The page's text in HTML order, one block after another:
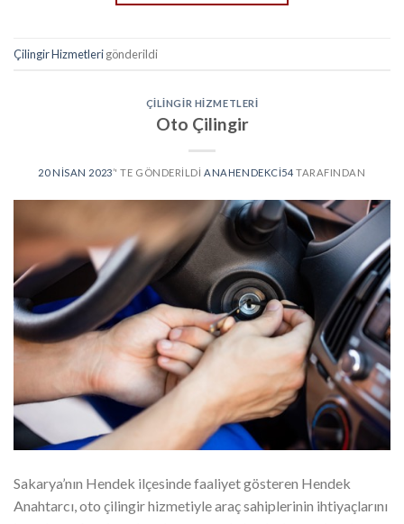
Çilingir Hizmetlerigönderildi
ÇILINGIR HIZMETLERI
Oto Çilingir
20 NISAN 2023’' TE GÖNDERILDI ANAHENDEKCI54 TARAFINDAN
Sakarya’nın Hendek ilçesinde faaliyet gösteren Hendek
Anahtarcı, oto çilingir hizmetiyle araç sahiplerinin ihtiyaçlarını